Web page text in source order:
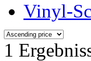
Vinyl-
1